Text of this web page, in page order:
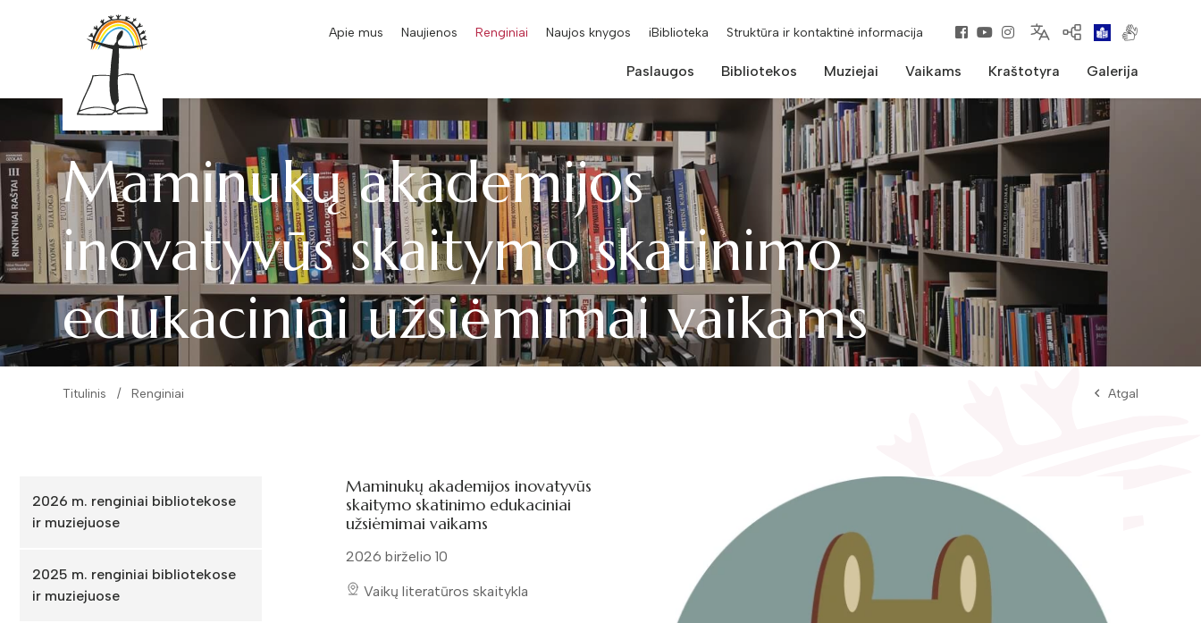
Apie mus Naujienos Renginiai Naujos knygos iBiblioteka Struktūra ir kontaktinė informacija
Paslaugos Bibliotekos Muziejai Vaikams Kraštotyra Galerija
Maminukų akademijos
inovatyvūs skaitymo skatinimo
edukaciniai užsiėmimai vaikams
Titulinis Renginiai Atgal
2026 m. renginiai bibliotekose
ir muziejuose
2025 m. renginiai bibliotekose
ir muziejuose
Maminukų akademijos inovatyvūs
skaitymo skatinimo edukaciniai
užsiėmimai vaikams
2026 birželio 10
Vaikų literatūros skaitykla